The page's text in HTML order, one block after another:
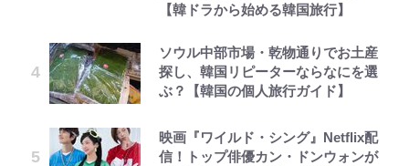
【韓ドラから始める韓国旅行】
ソウル中部市場・乾物通りでお土産
探し、韓国リピーターならなにを選
ぶ？【韓国の個人旅行ガイド】
映画『ワイルド・シング』Netflix配
信！トップ俳優カン・ドンウォンが